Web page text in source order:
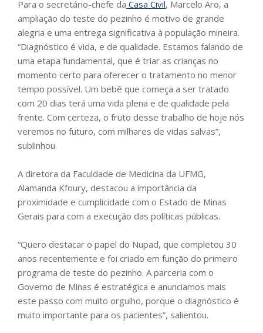
Para o secretário-chefe da Casa Civil, Marcelo Aro, a
ampliação do teste do pezinho é motivo de grande
alegria e uma entrega significativa à população mineira.
“Diagnóstico é vida, e de qualidade. Estamos falando de
uma etapa fundamental, que é triar as crianças no
momento certo para oferecer o tratamento no menor
tempo possível. Um bebê que começa a ser tratado
com 20 dias terá uma vida plena e de qualidade pela
frente. Com certeza, o fruto desse trabalho de hoje nós
veremos no futuro, com milhares de vidas salvas”,
sublinhou.
A diretora da Faculdade de Medicina da UFMG,
Alamanda Kfoury, destacou a importância da
proximidade e cumplicidade com o Estado de Minas
Gerais para com a execução das políticas públicas.
“Quero destacar o papel do Nupad, que completou 30
anos recentemente e foi criado em função do primeiro
programa de teste do pezinho. A parceria com o
Governo de Minas é estratégica e anunciamos mais
este passo com muito orgulho, porque o diagnóstico é
muito importante para os pacientes”, salientou.